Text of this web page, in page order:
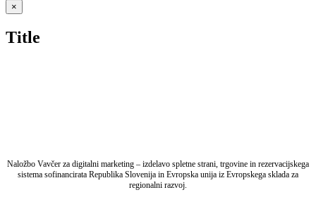
Close
product
view
×
Title
Naložbo Vavčer za digitalni marketing – izdelavo spletne strani, trgovine in rezervacijskega
sistema sofinancirata Republika Slovenija in Evropska unija iz Evropskega sklada za
regionalni razvoj.